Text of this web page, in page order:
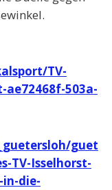
TV-
503a-
guet
TV-Isselhorst-
die-